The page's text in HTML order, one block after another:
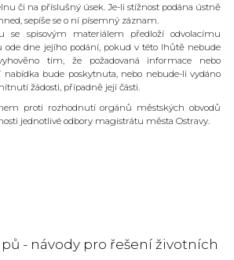
či na příslušný úsek. Je-li stížnost podána ústně
sepíše se o ní písemný záznam.
se spisovým materiálem předloží odvolacímu
dne jejího podání, pokud v této lhůtě nebude
tím, že požadovaná informace nebo
nabídka bude poskytnuta, nebo nebude-li vydáno
žádosti, případně její části.
proti rozhodnutí orgánů městských obvodů
jednotlivé odbory magistrátu města Ostravy.
- návody pro řešení životních